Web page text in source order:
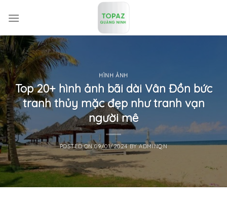
HÌNH ẢNH
Top 20+ hình ảnh bãi dài Vân Đồn bức
tranh thủy mặc đẹp như tranh vạn
người mê
POSTED ON09/01/2024BYADMINQN